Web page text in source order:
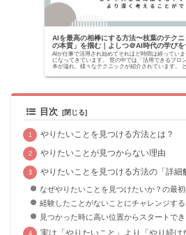
AIを最高の相棒にする方法〜枝葉のテク
の本質」を掴む｜よしつ＠AI時代の学びを
AIが仕事で活用され始めてそれほど時間は経ってい
になってきています。 世の中では「活用できるプロ
本が溢れ、様々なテクニックが紹介されています。
目次
やりたいことを見つける方法とは？
やりたいことが見つからない理由
やりたいことを見つける方法の「詳細
なぜやりたいことを見つけたいか？の最
経験したことがないことにチャレンジする
見つかった時に高い位置からスタートで
実は「やりたいこと」より「やり続